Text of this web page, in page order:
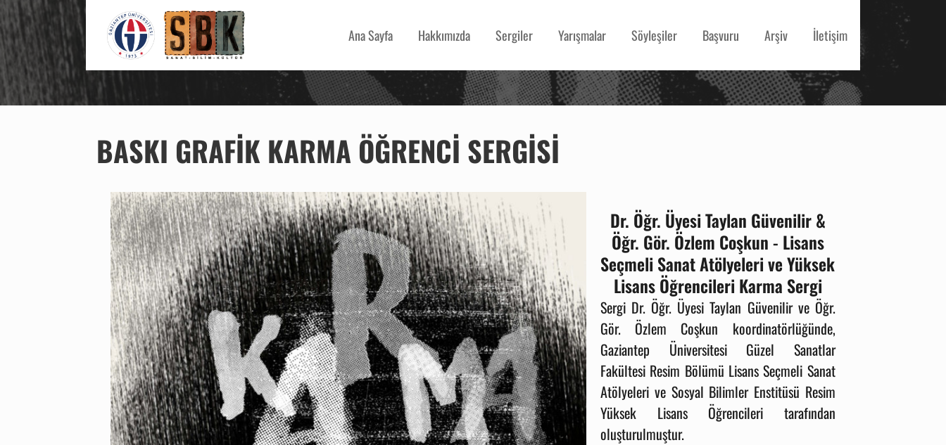
SANAT BILIM KÜLTÜR
Ana Sayfa Hakkımızda Sergiler Yarışmalar Söyleşiler Başvuru Arşiv İletişim
BASKI GRAFIK KARMA ÖĞRENCI SERGISI
Dr. Öğr. Üyesi Taylan Güvenilir &
Öğr. Gör. Özlem Coşkun - Lisans
Seçmeli Sanat Atölyeleri ve Yüksek
Lisans Öğrencileri Karma Sergi
Sergi Dr. Öğr. Üyesi Taylan Güvenilir ve Öğr.
Gör. Özlem Coşkun koordinatörlüğünde,
Gaziantep Üniversitesi Güzel Sanatlar
Fakültesi Resim Bölümü Lisans Seçmeli Sanat
Atölyeleri ve Sosyal Bilimler Enstitüsü Resim
Yüksek Lisans Öğrencileri tarafından
oluşturulmuştur.